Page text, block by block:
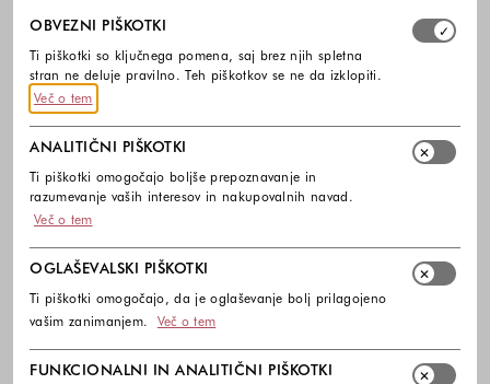
Izberite, katere skupine piškotkov dovolite. Obvezni
OBVEZNI PIŠKOTKI
Ti piškotki so ključnega pomena, saj brez njih spletna
stran ne deluje pravilno. Teh piškotkov se ne da izklopiti.
Več o tem
ANALITIČNI PIŠKOTKI
Ti piškotki omogočajo boljše prepoznavanje in
razumevanje vaših interesov in nakupovalnih navad.
Več o tem
OGLAŠEVALSKI PIŠKOTKI
Ti piškotki omogočajo, da je oglaševanje bolj prilagojeno
vašim zanimanjem.
Več o tem
FUNKCIONALNI IN ANALITIČNI PIŠKOTKI